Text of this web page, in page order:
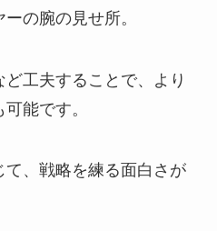
の腕の見せ所。
工夫することで、より
能です。
、戦略を練る面白さが